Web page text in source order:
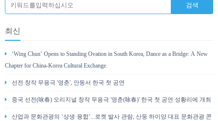
최신
‘Wing Chun’ Opens to Standing Ovation in South Korea, Dance as a Bridge: A New
Chapter for China-Korea Cultural Exchange.
선전 창작 무용극 '영춘', 안동서 한국 첫 공연
중국 선전(咏春) 오리지널 창작 무용극 '영춘(咏春)' 한국 첫 공연 성황리에 개최
산업과 문화관광의 ‘상생·융합’...로켓 발사 관람, 산둥 하이양 대표 문화관광 콘